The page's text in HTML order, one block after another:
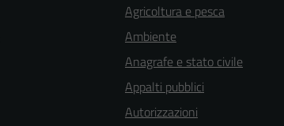
Agricoltura e pesca
Ambiente
Anagrafe e stato civile
Appalti pubblici
Autorizzazioni